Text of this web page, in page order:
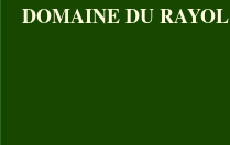
DOMAINE DU